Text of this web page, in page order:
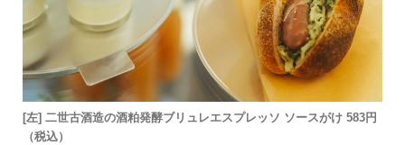
[左] ⼆世古酒造の酒粕発酵ブリュレエスプレッソ ソースがけ 583円
（税込）